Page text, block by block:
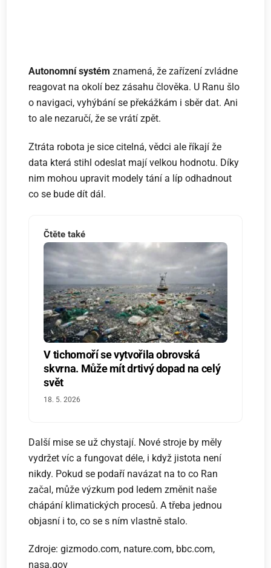
Autonomní systém znamená, že zařízení zvládne
reagovat na okolí bez zásahu člověka. U Ranu šlo
o navigaci, vyhýbání se překážkám i sběr dat. Ani
to ale nezaručí, že se vrátí zpět.
Ztráta robota je sice citelná, vědci ale říkají že
data která stihl odeslat mají velkou hodnotu. Díky
nim mohou upravit modely tání a líp odhadnout
co se bude dít dál.
Čtěte také
V tichomoří se vytvořila obrovská
skvrna. Může mít drtivý dopad na celý
svět
18. 5. 2026
Další mise se už chystají. Nové stroje by měly
vydržet víc a fungovat déle, i když jistota není
nikdy. Pokud se podaří navázat na to co Ran
začal, může výzkum pod ledem změnit naše
chápání klimatických procesů. A třeba jednou
objasní i to, co se s ním vlastně stalo.
Zdroje: gizmodo.com, nature.com, bbc.com,
nasa.gov